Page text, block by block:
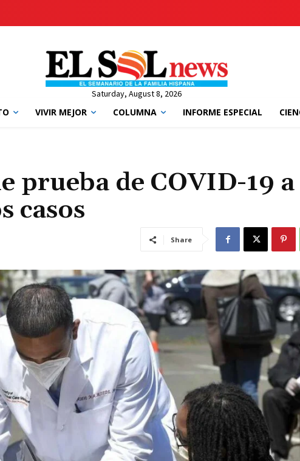
Saturday, August 8, 2026
VIVIR MEJOR COLUMNA INFORME ESPECIAL
prueba de COVID-19 a
casos
Share